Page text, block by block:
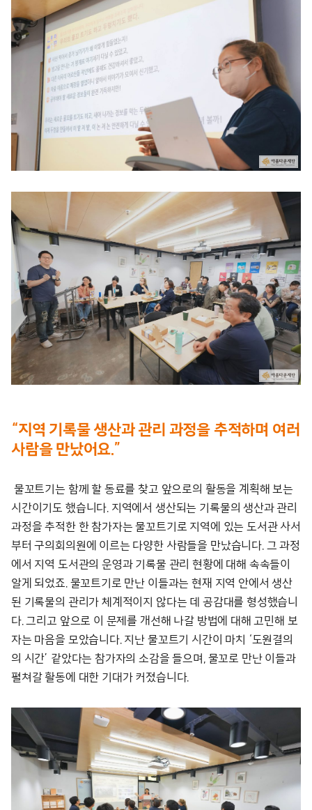
“지역 기록물 생산과 관리 과정을 추적하며 여러
사람을 만났어요.”
물꼬트기는 함께 할 동료를 찾고 앞으로의 활동을 계획해 보는
시간이기도 했습니다. 지역에서 생산되는 기록물의 생산과 관리
과정을 추적한 한 참가자는 물꼬트기로 지역에 있는 도서관 사서
부터 구의회의원에 이르는 다양한 사람들을 만났습니다. 그 과정
에서 지역 도서관의 운영과 기록물 관리 현황에 대해 속속들이
알게 되었죠. 물꼬트기로 만난 이들과는 현재 지역 안에서 생산
된 기록물의 관리가 체계적이지 않다는 데 공감대를 형성했습니
다. 그리고 앞으로 이 문제를 개선해 나갈 방법에 대해 고민해 보
자는 마음을 모았습니다. 지난 물꼬트기 시간이 마치 ‘도원결의
의 시간’ 같았다는 참가자의 소감을 들으며, 물꼬로 만난 이들과
펼쳐갈 활동에 대한 기대가 커졌습니다.